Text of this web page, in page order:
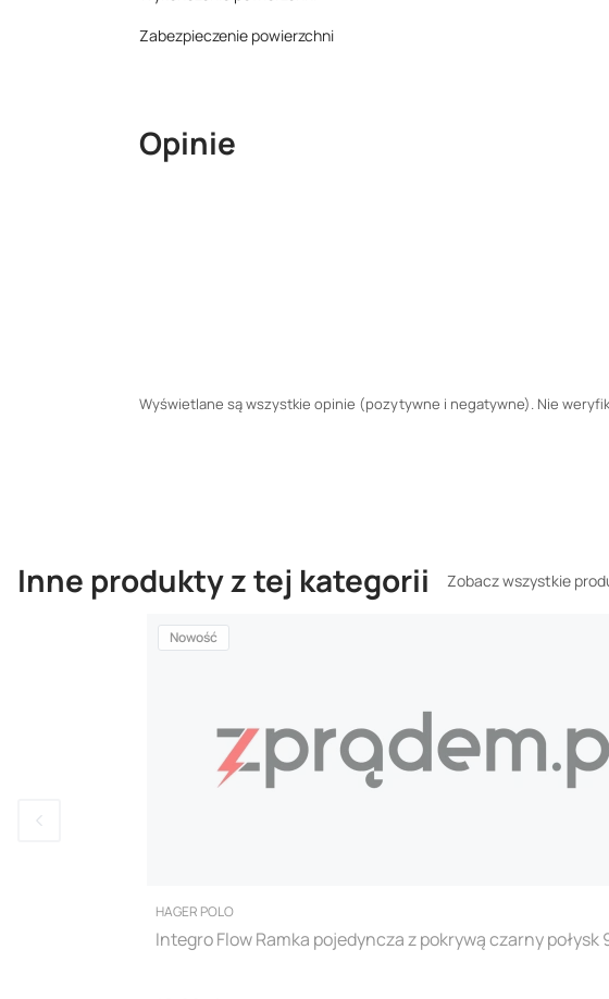
Zabezpieczenie powierzchni
Opinie
Wyświetlane są wszystkie opinie (pozytywne i negatywne). Nie
Inne produkty z tej kategorii Zobacz wszystkie
Nowość
PRODUCENT
HAGER POLO
Integro Flow Ramka pojedyncza z pokrywą czarny połysk